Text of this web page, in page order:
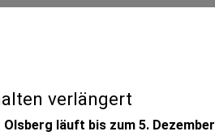
verlängert
läuft bis zum 5. Dezember